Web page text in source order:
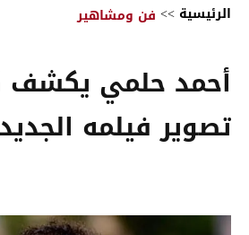
الرئيسية >> فن ومشاهير
أحمد حلمي يكشف
تصوير فيلمه